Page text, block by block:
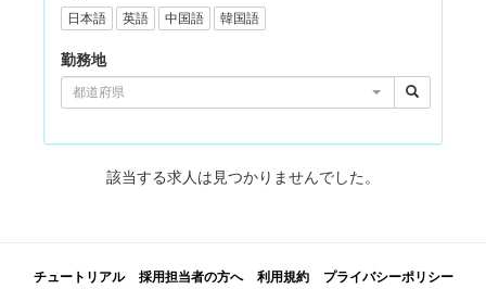
日本語 英語 中国語 韓国語
勤務地
都道府県
該当する求人は見つかりませんでした。
チュートリアル 採用担当者の方へ 利用規約 プライバシーポリシー